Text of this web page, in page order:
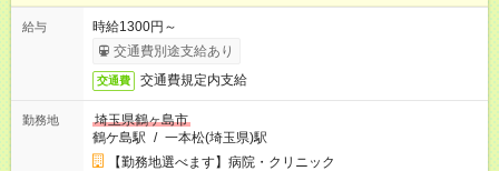
給与
時給1300円～
交通費別途支給あり
交通費 交通費規定内支給
勤務地
埼玉県鶴ヶ島市
鶴ケ島駅 / 一本松(埼玉県)駅
【勤務地選べます】病院・クリニック